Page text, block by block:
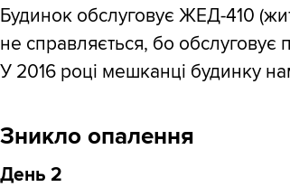
Будинок обслуговує ЖЕД-410
не справляється, бо обслуговує
У 2016 році мешканці будинку
Зникло опалення
День 2